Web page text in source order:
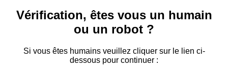
Vérification, êtes vous un humain
ou un robot ?
Si vous êtes humains veuillez cliquer sur le lien ci-
dessous pour continuer :